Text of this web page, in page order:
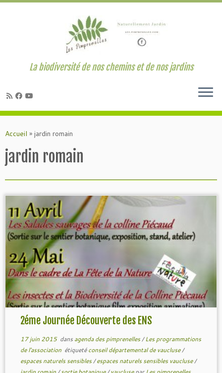
au
La biodiversité de nos chemins et de nos jardins
Accueil » jardin romain
jardin romain
2éme Journée Découverte des ENS
17 juin 2015dans agenda des pimprenelles/Les programmations
de l'association étiquetéconseil départemental de vaucluse/
espaces naturels sensibles/espaces naturels sensibles vaucluse/